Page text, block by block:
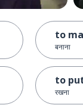
to
बनाना
to
रखना